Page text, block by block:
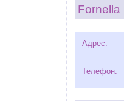
Fornella
Адрес:
Телефон: